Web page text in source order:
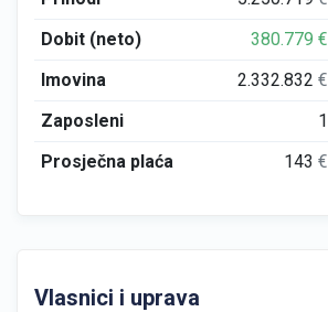
Dobit (neto)
380.779€
Imovina
2.332.832€
Zaposleni
1
Prosječna plaća
143€
Vlasnici i uprava